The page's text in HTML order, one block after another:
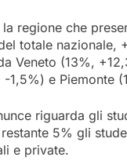
regione che
totale nazionale,
Veneto (13%,
-1,5%) e Piemonte
riguarda gli
5% gli
e private.